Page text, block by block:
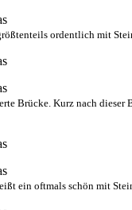
ordentlich mit
Brücke. Kurz nach
ein oftmals schön mit